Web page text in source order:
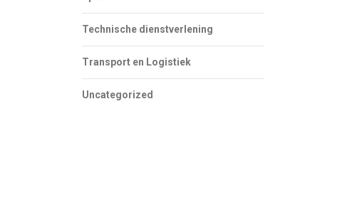
Technische dienstverlening
Transport en Logistiek
Uncategorized